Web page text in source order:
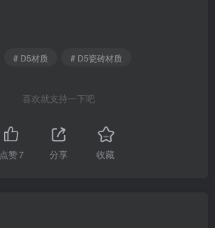
# D5材质 # D5瓷砖材质
喜欢就支持一下吧
点赞7 分享 收藏